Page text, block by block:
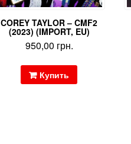
COREY TAYLOR – CMF2
(2023) (IMPORT, EU)
950,00 грн.
Купить